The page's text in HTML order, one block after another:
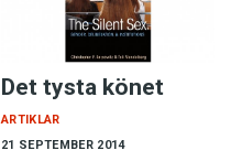
Det tysta könet
21 SEPTEMBER 2014
ARTIKLAR